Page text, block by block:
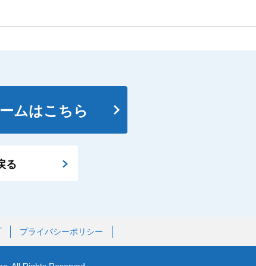
ムはこちら
る
プライバシーポリシー